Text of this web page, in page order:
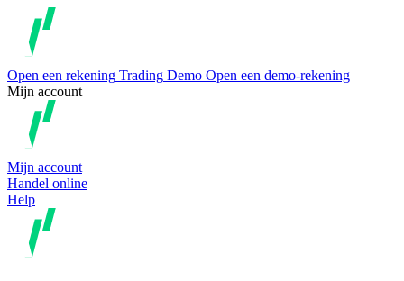
Open een rekening Trading Demo Open een demo-rekening
Mijn account
Mijn account
Handel online
Help